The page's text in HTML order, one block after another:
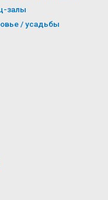
залы
/ усадьбы